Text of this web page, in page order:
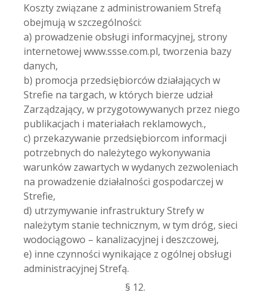
Koszty związane z administrowaniem Strefą
obejmują w szczególności:
a) prowadzenie obsługi informacyjnej, strony
internetowej www.ssse.com.pl, tworzenia bazy
danych,
b) promocja przedsiębiorców działających w
Strefie na targach, w których bierze udział
Zarządzający, w przygotowywanych przez niego
publikacjach i materiałach reklamowych.,
c) przekazywanie przedsiębiorcom informacji
potrzebnych do należytego wykonywania
warunków zawartych w wydanych zezwoleniach
na prowadzenie działalności gospodarczej w
Strefie,
d) utrzymywanie infrastruktury Strefy w
należytym stanie technicznym, w tym dróg, sieci
wodociągowo – kanalizacyjnej i deszczowej,
e) inne czynności wynikające z ogólnej obsługi
administracyjnej Strefą.
§ 12.